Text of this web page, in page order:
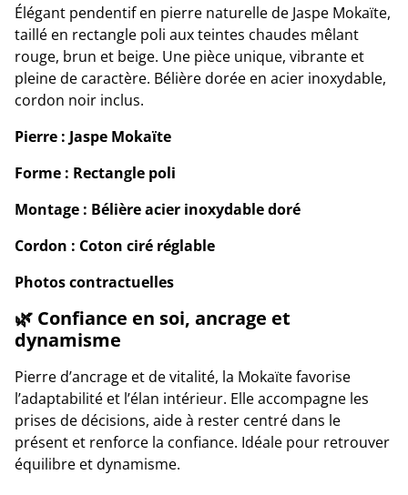
Élégant pendentif en pierre naturelle de Jaspe Mokaïte,
taillé en rectangle poli aux teintes chaudes mêlant
rouge, brun et beige. Une pièce unique, vibrante et
pleine de caractère. Bélière dorée en acier inoxydable,
cordon noir inclus.
Pierre : Jaspe Mokaïte
Forme : Rectangle poli
Montage : Bélière acier inoxydable doré
Cordon : Coton ciré réglable
Photos contractuelles
🌿 Confiance en soi, ancrage et
dynamisme
Pierre d’ancrage et de vitalité, la Mokaïte favorise
l’adaptabilité et l’élan intérieur. Elle accompagne les
prises de décisions, aide à rester centré dans le
présent et renforce la confiance. Idéale pour retrouver
équilibre et dynamisme.